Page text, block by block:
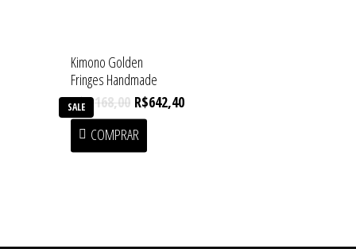
SALE
Kimono Golden
Fringes Handmade
R$1.168,00 R$642,40
COMPRAR